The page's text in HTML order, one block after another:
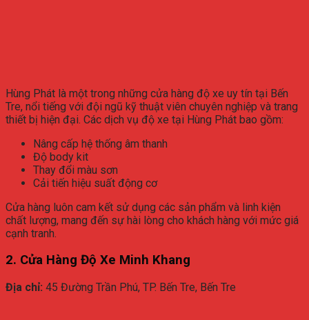
Hùng Phát là một trong những cửa hàng độ xe uy tín tại Bến
Tre, nổi tiếng với đội ngũ kỹ thuật viên chuyên nghiệp và trang
thiết bị hiện đại. Các dịch vụ độ xe tại Hùng Phát bao gồm:
Nâng cấp hệ thống âm thanh
Độ body kit
Thay đổi màu sơn
Cải tiến hiệu suất động cơ
Cửa hàng luôn cam kết sử dụng các sản phẩm và linh kiện
chất lượng, mang đến sự hài lòng cho khách hàng với mức giá
cạnh tranh.
2. Cửa Hàng Độ Xe Minh Khang
Địa chỉ: 45 Đường Trần Phú, TP. Bến Tre, Bến Tre